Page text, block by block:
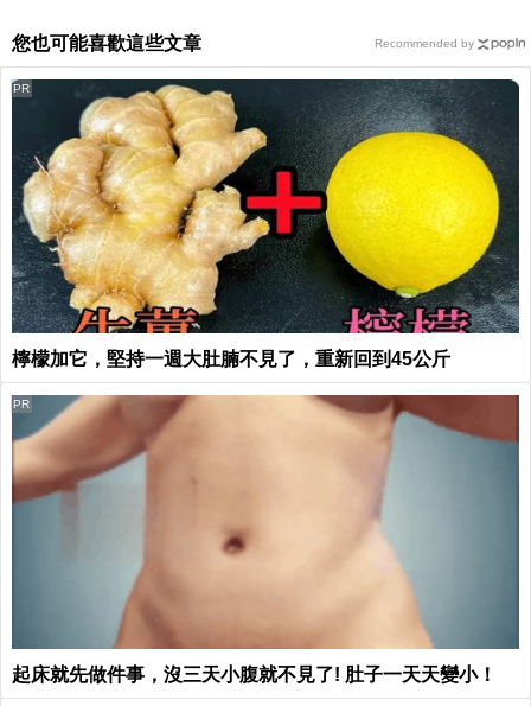
您也可能喜歡這些文章
檸檬加它，堅持一週大肚腩不見了，重新回到45公斤
PR
起床就先做件事，沒三天小腹就不見了! 肚子一天天變小！
PR
Recommended by